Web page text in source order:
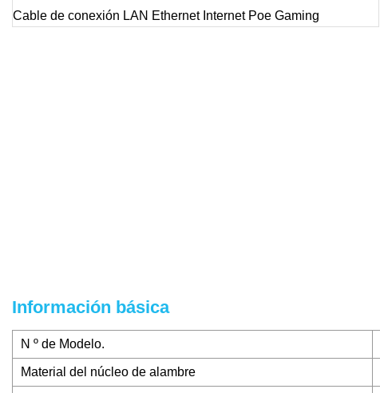
Información básica
N º de Modelo.
Material del núcleo de alambre